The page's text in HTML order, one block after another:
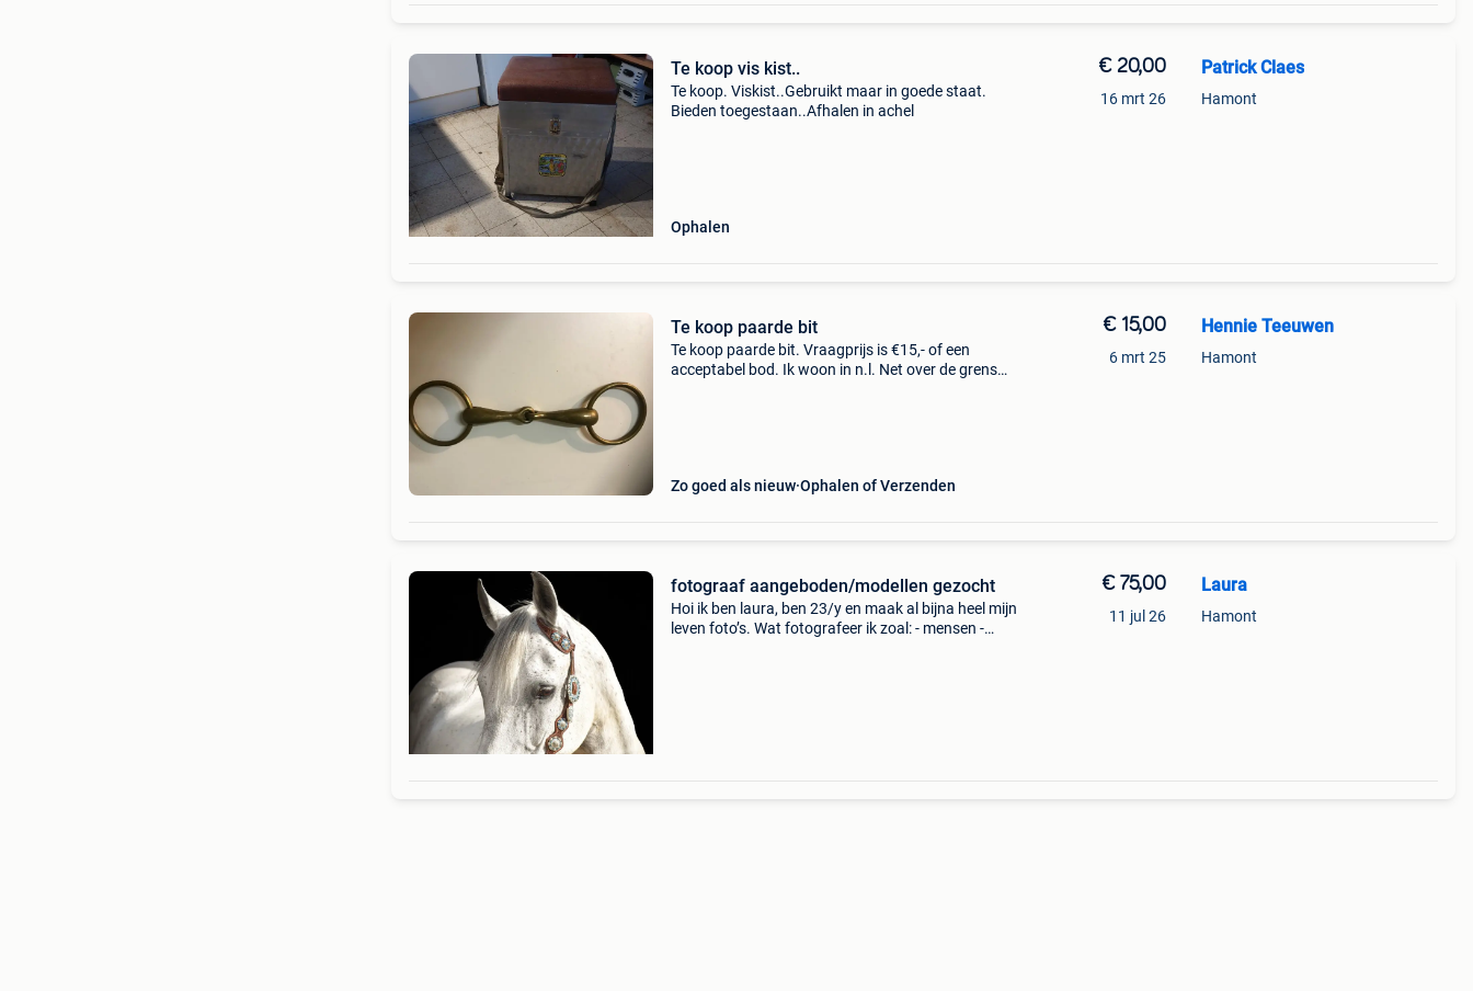
Te koop vis kist..
Te koop. Viskist..Gebruikt maar in goede staat.
Bieden toegestaan..Afhalen in achel
Ophalen
€ 20,00
16 mrt 26
Patrick Claes
Hamont
Te koop paarde bit
Te koop paarde bit. Vraagprijs is €15,- of een
acceptabel bod. Ik woon in n.l. Net over de grens
Zo goed als nieuw Ophalen of Verzenden
€ 15,00
6 mrt 25
Hennie Teeuwen
Hamont
fotograaf aangeboden/modellen gezocht
Hoi ik ben laura, ben 23/y en maak al bijna heel mijn
leven foto’s. Wat fotografeer ik zoal: - mensen -
€ 75,00
11 jul 26
Laura
Hamont